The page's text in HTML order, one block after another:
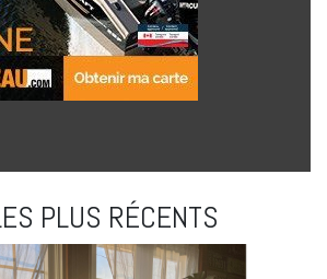
PLUS RÉCENTS